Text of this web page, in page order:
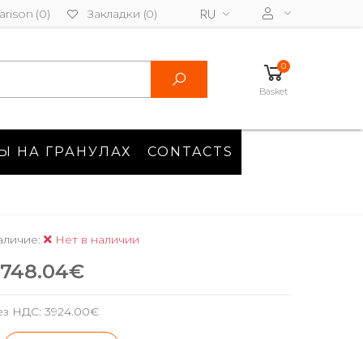
(0) Закладки (0) RU
0
Basket
НА ГРАНУЛАХ CONTACTS
Нет в наличии
НДС: 3924.00€